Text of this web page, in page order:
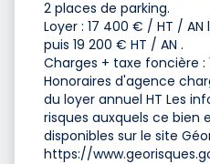
2 places de parking.
Loyer : 17 400 € / HT /
puis 19 200 € HT / AN .
Charges + taxe foncière :
Honoraires d'agence
du loyer annuel HT Les
risques auxquels ce bien
disponibles sur le site
https://